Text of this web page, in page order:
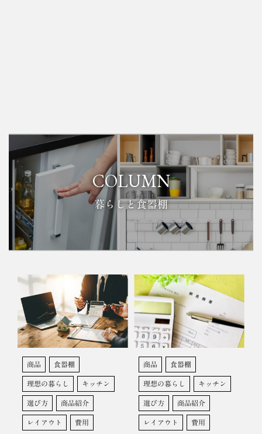
COLUMN
暮らしと食器棚
商品 食器棚
理想の暮らし キッチン
選び方 商品紹介
レイアウト 費用
商品 食器棚
理想の暮らし キッチン
選び方 商品紹介
レイアウト 費用